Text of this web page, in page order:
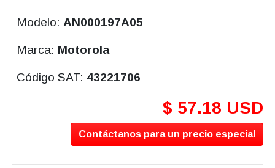
Modelo: AN000197A05
Marca: Motorola
Código SAT: 43221706
$ 57.18 USD
Contáctanos para un precio especial